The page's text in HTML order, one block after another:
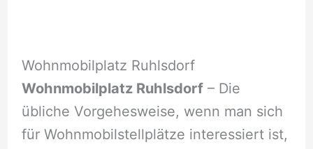
Wohnmobilplatz Ruhlsdorf
Wohnmobilplatz Ruhlsdorf– Die
übliche Vorgehesweise, wenn man sich
für Wohnmobilstellplätze interessiert ist,